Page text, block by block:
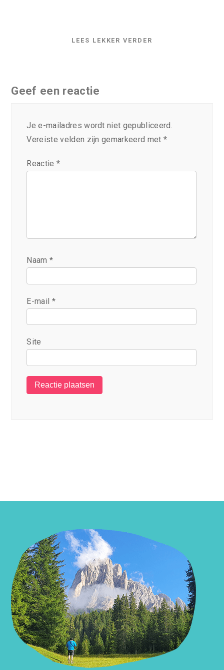
LEES LEKKER VERDER
Geef een reactie
Je e-mailadres wordt niet gepubliceerd.
Vereiste velden zijn gemarkeerd met *
Reactie *
Naam*
E-mail *
Site